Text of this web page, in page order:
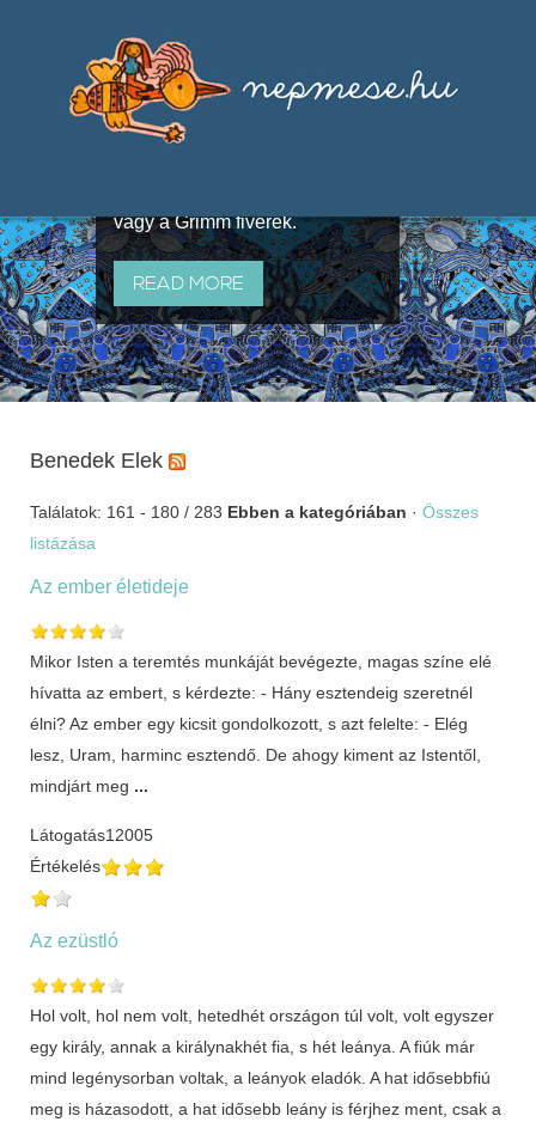
útján terjedő elbeszélésekből,
melyeket olyan ismert gyűjtők
állítottak össze, mint Benedek
vagy a Grimm fivérek.
READ MORE
Benedek Elek
Találatok: 161 - 180 / 283 Ebben a kategóriában · Összes
listázása
Az ember életideje
Mikor Isten a teremtés munkáját bevégezte, magas színe elé
hívatta az embert, s kérdezte: - Hány esztendeig szeretnél
élni? Az ember egy kicsit gondolkozott, s azt felelte: - Elég
lesz, Uram, harminc esztendő. De ahogy kiment az Istentől,
mindjárt meg ...
Látogatás12005
Értékelés
Az ezüstló
Hol volt, hol nem volt, hetedhét országon túl volt, volt egyszer
egy király, annak a királynakhét fia, s hét leánya. A fiúk már
mind legénysorban voltak, a leányok eladók. A hat idősebbfiú
meg is házasodott, a hat idősebb leány is férjhez ment, csak a